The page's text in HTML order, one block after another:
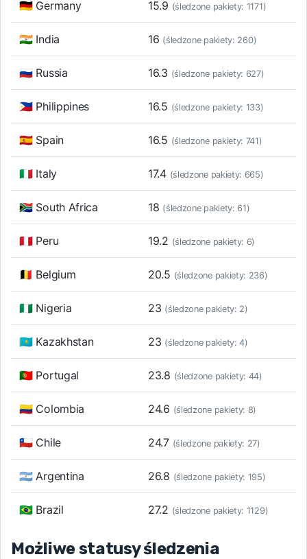
🇩🇪 Germany 15.9 (śledzone pakiety: 1171)
🇮🇳 India 16 (śledzone pakiety: 260)
🇷🇺 Russia 16.3 (śledzone pakiety: 627)
🇵🇭 Philippines 16.5 (śledzone pakiety: 133)
🇪🇸 Spain 16.5 (śledzone pakiety: 741)
🇮🇹 Italy 17.4 (śledzone pakiety: 665)
🇿🇦 South Africa 18 (śledzone pakiety: 61)
🇵🇪 Peru 19.2 (śledzone pakiety: 6)
🇧🇪 Belgium 20.5 (śledzone pakiety: 236)
🇳🇬 Nigeria 23 (śledzone pakiety: 2)
🇰🇿 Kazakhstan 23 (śledzone pakiety: 4)
🇵🇹 Portugal 23.8 (śledzone pakiety: 44)
🇨🇴 Colombia 24.6 (śledzone pakiety: 8)
🇨🇱 Chile 24.7 (śledzone pakiety: 27)
🇦🇷 Argentina 26.8 (śledzone pakiety: 195)
🇧🇷 Brazil 27.2 (śledzone pakiety: 1129)
Możliwe statusy śledzenia